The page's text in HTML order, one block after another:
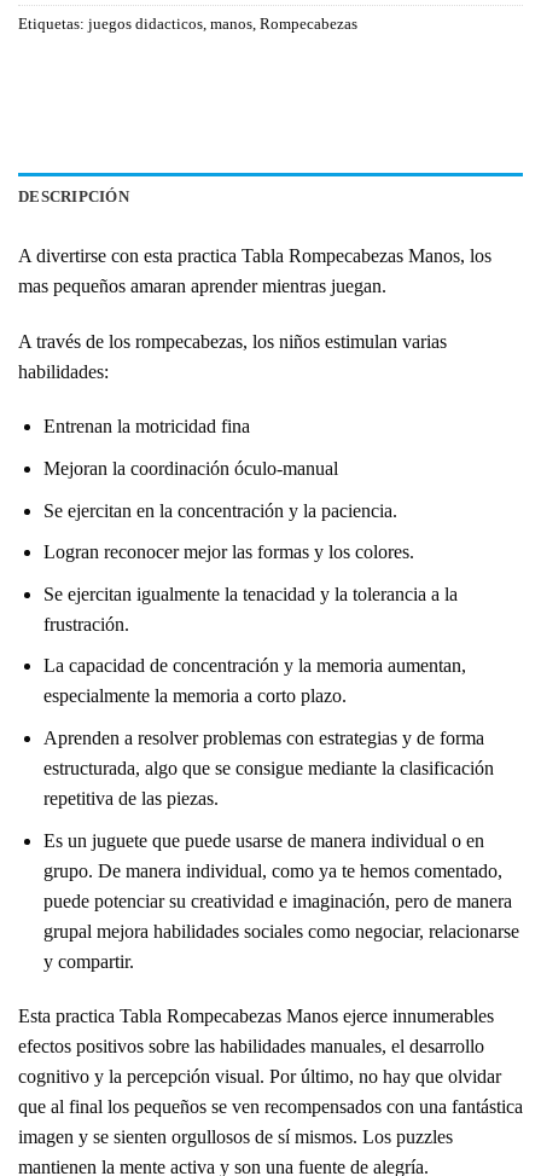
Etiquetas: juegos didacticos, manos, Rompecabezas
DESCRIPCIÓN
A divertirse con esta practica Tabla Rompecabezas Manos, los
mas pequeños amaran aprender mientras juegan.
A través de los rompecabezas, los niños estimulan varias
habilidades:
Entrenan la motricidad fina
Mejoran la coordinación óculo-manual
Se ejercitan en la concentración y la paciencia.
Logran reconocer mejor las formas y los colores.
Se ejercitan igualmente la tenacidad y la tolerancia a la
frustración.
La capacidad de concentración y la memoria aumentan,
especialmente la memoria a corto plazo.
Aprenden a resolver problemas con estrategias y de forma
estructurada, algo que se consigue mediante la clasificación
repetitiva de las piezas.
Es un juguete que puede usarse de manera individual o en
grupo. De manera individual, como ya te hemos comentado,
puede potenciar su creatividad e imaginación, pero de manera
grupal mejora habilidades sociales como negociar, relacionarse
y compartir.
Esta practica Tabla Rompecabezas Manos ejerce innumerables
efectos positivos sobre las habilidades manuales, el desarrollo
cognitivo y la percepción visual. Por último, no hay que olvidar
que al final los pequeños se ven recompensados con una fantástica
imagen y se sienten orgullosos de sí mismos. Los puzzles
mantienen la mente activa y son una fuente de alegría.